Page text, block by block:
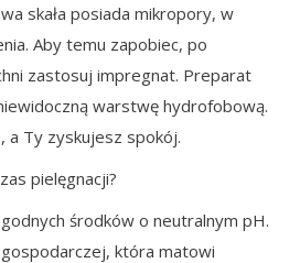
skała posiada mikropory, w
Aby temu zapobiec, po
zastosuj impregnat. Preparat
warstwę hydrofobową.
a Ty zyskujesz spokój.
pielęgnacji?
środków o neutralnym pH.
która matowi